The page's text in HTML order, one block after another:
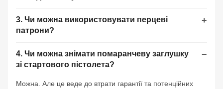
3. Чи можна використовувати перцеві
патрони?
4. Чи можна знімати помаранчеву заглушку
зі стартового пістолета?
Можна. Але це веде до втрати гарантії та потенційних